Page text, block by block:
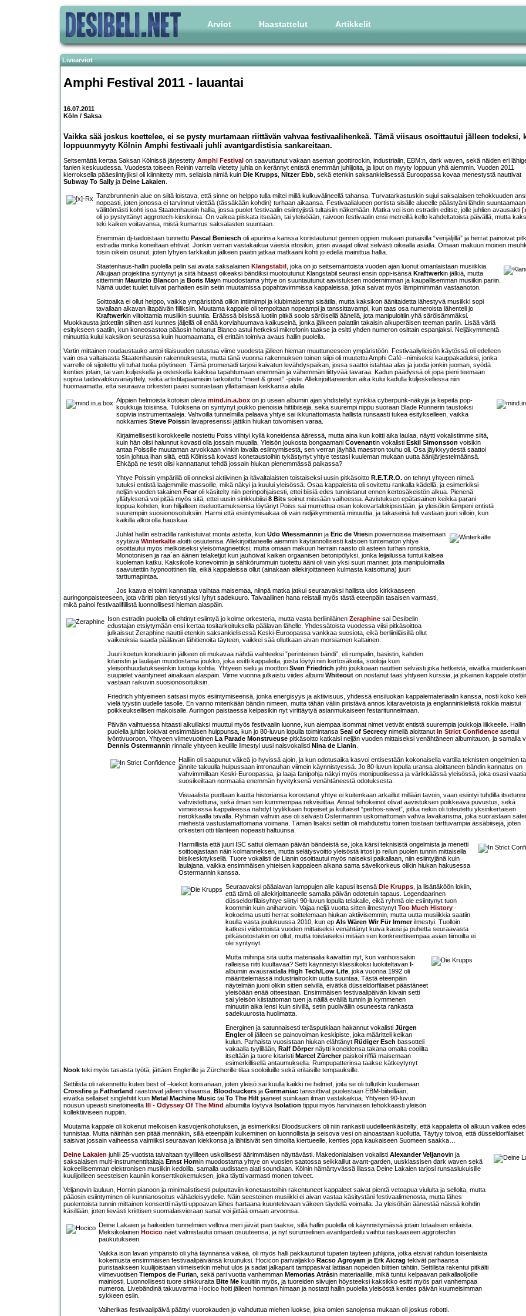
Arviot Haastattelut Artikkelit
Livearviot
Amphi Festival 2011 - lauantai
16.07.2011
Köln / Saksa
Vaikka sää joskus koettelee, ei se pysty murtamaan riittävän vahvaa festivaalihenkeä. Tämä viisaus osoittautui jälleen todeksi,
loppuunmyyty Kölnin Amphi festivaali juhli avantgardistisia sankareitaan.
Seitsemättä kertaa Saksan Kölnissä järjestetty Amphi Festival on saavuttanut vakaan aseman goottirockin, industrialin, EBM:n, dark waven, sekä näiden eri
fanien keskuudessa. Vuodesta toiseen Reinin varrella vietetty juhla on kerännyt entistä enemmän juhlijoita, ja liput on myyty loppuun yhä aiemmin. Vuoden 2011
kierroksella pääesiintyjiksi oli kiinnitetty mm. sellaisia nimiä kuin Die Krupps, Nitzer Ebb, sekä etenkin saksankielisessä Euroopassa kovaa menestystä nauttivat
Subway To Sally ja Deine Lakaien.
Tanzbrunnenin alue on siitä loistava, että sinne on helppo tulla miltei millä kulkuvälineellä tahansa. Turvatarkastuskin sujui saksalaisen tehokkuuden
nopeasti, joten jonossa ei tarvinnut viettää (tässäkään kohdin) turhaan aikaansa. Festivaalialueen portista sisälle alueelle päästyäni lähdin suuntaamaan
välittömästi kohti isoa Staatenhausin hallia, jossa puolet festivaalin esiintyjistä tultaisiin näkemään. Matka vei ison estradin editse, jolle juhlien avausakti
oli jo pystyttänyt aggrotech-kioskinsa. On vaikea piiskata itseään, tai yleisöään, raivoon festivaalin ensi metreillä kello kahdeltatoista päivällä, mutta
teki kaiken voitavansa, mistä kumarrus saksalasten suuntaan.
Enemmän dj-taidoistaan tunnettu Pascal Beniesch oli apurinsa kanssa koristautunut genren oppien mukaan punaisilla “verijäljillä” ja herrat painoivat
estradia minkä koneiltaan ehtivät. Jonkin verran vastakaikua väestä irtosikin, joten avaajat olivat selvästi oikealla asialla. Omaan makuun moinen
tosin oikein osunut, joten lyhyen tarkkailun jälkeen päätin jatkaa matkaani kohti jo edellä mainittua hallia.
Staatenhaus-hallin puolella pelin sai avata saksalainen Klangstabil , joka on jo seitsemäntoista vuoden ajan luonut omanlaistaan musiikkia.
Alkujaan projektina syntynyt ja siitä hitaasti oikeaksi bändiksi muotoutunut Klangstabil seurasi ensin oppi-isänsä Kraftwerkin jälkiä, mutta
sittemmin Maurizio Blancon ja Boris Mayn muodostama yhtye on suuntautunut aavistuksen modernimman ja kaupallisemman musiikin pariin.
Nämä uudet tuulet tulivat parhaiten esiin setin muutamissa popahtavimmissa kappaleissa, jotka saivat myös lämpimimmän vastaanoton.
Soittoaika ei ollut helppo, vaikka ympäristönä olikin intiimimpi ja klubimaisempi sisätila, mutta kaksikon äänitaidetta lähestyvä musiikki sopi
tavallaan alkavan iltapäivän fiiliksiin. Muutama kappale oli tempoltaan nopeampi ja tanssittavampi, kun taas osa numeroista lähenteli jo
Kraftwerkin viitoittamia musiikin suuntia. Eräässä biisissä luotiin pitkä soolo säröisellä äänellä, jota manipuloitiin yhä säröisämmäksi.
Muokkausta jatkettiin siihen asti kunnes jäljellä oli enää korviahuumava kaikuseinä, jonka jälkeen palattiin takaisin alkuperäisen teeman pariin. Lisää väriä
esitykseen saatiin, kun koneosastoa pääosin hoitanut Blanco astui hetkeksi mikrofonin taakse ja esitti yhden numeron osittain espanjaksi. Neljäkymmentä
minuuttia kului kaksikon seurassa kuin huomaamatta, eli erittäin toimiva avaus hallin puolella.
Vartin mittainen roudaustauko antoi tilaisuuden tutustua viime vuodesta jälleen hieman muuttuneeseen ympäristöön. Festivaaliylieisön käytössä oli edelleen
vain osa valtaisasta Staatenhausin rakennuksesta, mutta tänä vuonna rakennuksen toinen siipi oli muutettu Amphi Café –nimiseksi kauppakaduksi, jonka
varrelle oli sijoitettu yli tuhat tuolia pöytineen. Tämä promenadi tarjosi kaivatun levähdyspaikan, jossa saattoi istahtaa alas ja juoda jonkin juoman, syödä
kenties jotain, tai vain kuljeskella ja osteskella kaikkea tapahtumaan enemmän ja vähemmän liittyvää tavaraa. Kadun päädyssä oli jopa pieni teemaan
sopiva taidevalokuvanäyttely, sekä artistitapaamisiin tarkoitettu “meet & greet” -piste. Allekirjoittaneenkin aika kului kadulla kuljeskellessa niin
huomaamatta, että seuraava orkesteri pääsi suorastaan yllättämään keikkansa alulla.
Alppien helmoista kotoisin oleva mind.in.a.box on jo usean albumin ajan yhdistellyt synkkiä cyberpunk-näkyjä ja kepeitä pop-
koukkuja toisiinsa. Tuloksena on syntynyt joukko pienoisia hittibiisejä, sekä suurempi nippu suoraan Blade Runnerin taustoiksi
sopivia instrumentaaleja. Vahvoilla tunnelmilla pelaava yhtye sai ikkunattomasta hallista runsaasti tukea esitykselleen, vaikka
nokkamies Steve Poissin lavapresenssi jättikin hiukan toivomisen varaa.
Kirjaimellisesti korokkeelle nostettu Poiss viihtyi kyllä koneidensa ääressä, mutta aina kun koitti aika laulaa, näytti vokalistimme siltä,
kuin hän olisi halunnut kovasti olla jossain muualla. Yleisön joukosta bongaamani Covenantin vokalisti Eskil Simonsson voisikin
antaa Poissille muutaman arvokkaan vinkin lavalla esiintymisestä, sen verran jäyhää maestron touhu oli. Osa jäykkyydestä saattoi
tosin johtua ihan siitä, että Kölnissä kovasti konetaustoihin tykästynyt yhtye testasi kuuleman mukaan uutta äänijärjestelmäänsä.
Ehkäpä ne testit olisi kannattanut tehdä jossain hiukan pienemmässä paikassa?
Yhtye Poissin ympärillä oli onneksi aktiivinen ja itävaltalaisten toistaiseksi uusin pitkäsoitto R.E.T.R.O. on tehnyt yhtyeen nimeä
tutuksi entistä laajemmille massoille, mikä näkyi ja kuului yleisössä. Osaa kappaleista oli sovitettu rankalla kädellä, ja esimerkiksi
neljän vuoden takainen Fearoli käsitelty niin perinpohjaisesti, ettei biisiä edes tunnistanut ennen kertosäkeistön alkua. Pienenä
yllätyksenä voi pitää myös sitä, ettei uusin sinkkubiisi 8 Bits soinut missään vaiheessa. Aavistuksen epätasainen keikka parani
loppua kohden, kun hiljalleen itseluottamuksensa löytänyt Poiss sai murrettua osan kokovartalokipsistään, ja yleisökin lämpeni entistä
suurempiin suosionosoituksiin. Harmi että esiintymisaikaa oli vain neljäkymmentä minuuttia, ja takaseinä tuli vastaan juuri silloin, kun
kaikilla alkoi olla hauskaa.
Juhlat hallin estradilla rankistuivat monta astetta, kun Udo Wiessmannin ja Eric de Vriesin powernoisea maisemaan
syytävä Winterkälte aloitti osuutensa. Allekirjoittaneelle aiemmin käytännöllisesti katsoen tuntematon yhtye
osoittautui myös melkoiseksi yleisömagneetiksi, mutta omaan makuun herrain raasto oli asteen turhan ronskia.
Monotonisen ja raa´an äänen telaketjut kun jauhoivat kaiken orgaanisen betonipölyksi, jonka leijailussa tuntui kalsea
kuoleman katku. Kaksikolle konevoimin ja sähkörummuin tuotettu ääni oli vain yksi suuri manner, jota manipuloimalla
saavutettiin hypnoottinen tila, eikä kappaleissa ollut (ainakaan allekirjoittaneen kulmasta katsottuna) juuri
tarttumapintaa.
Jos kaava ei toimi kannattaa vaihtaa maisemaa, niinpä matka jatkui seuraavaksi hallista ulos kirkkaaseen
auringonpaisteeseen, jota väritti pian tietysti yksi lyhyt sadekuuro. Taivaallinen hana reistaili myös tästä eteenpäin tasaisen varmasti,
mikä painoi festivaalifiilistä luonnollisesti hieman alaspäin.
Ison estradin puolella oli ehtinyt esiintyä jo kolme orkesteria, mutta vasta berliiniläinen Zeraphine sai Desibelin
edustajan etsiytymään ensi kertaa tositarkoituksella päälavan lähelle. Yhdessätoista vuodessa viisi pitkäsoittoa
julkaissut Zeraphine nauttii etenkin saksankielisessä Keski-Euroopassa vankkaa suosiota, eikä berliiniläisillä ollut
vaikeuksia saada päälavan lähitienoita täyteen, vaikkei sää ollutkaan aivan morsiamen kaltainen.
Juuri koetun konekuurin jälkeen oli mukavaa nähdä vaihteeksi ”perinteinen bändi”, eli rumpalin, basistin, kahden
kitaristin ja laulajan muodostama joukko, joka esitti kappaleita, joista löytyi niin kertosäkeitä, sooloja kuin
yleisönhuudatukseenkin luotuja kohtia. Yhtyeen sielu ja moottori Sven Friedrich johti joukkoaan nauttien selvästi joka hetkestä, eivätkä muidenkaan
suupielet vääntyneet ainakaan alaspäin. Viime vuonna julkaistu viides albumi Whiteout on nostanut taas yhtyeen kurssia, ja jokainen kappale
vastaan raikuvin suosionosoituksin.
Friedrich yhtyeineen satsasi myös esiintymiseensä, jonka energisyys ja aktiivisuus, yhdessä ensiluokan kappalemateriaalin kanssa, nosti koko
vielä tyystin uudelle tasolle. En vanno mitenkään bändin nimeen, mutta tähän väliin piristävä annos kitaravetoista ja englanninkielistä rokkia maistui
poikkeuksellisen makoisalle. Auringon paistaessa kelpasikin nyt virittäytyä asianmukaiseen festaritunnelmaan.
Päivän vaihtuessa hitaasti alkuillaksi muuttui myös festivaalin luonne, kun aiempaa isommat nimet vetivät entistä suurempia joukkoja liikkeelle. Hallin
puolella juhlat kokivat ensimmäisen huippunsa, kun jo 80-luvun lopulla toimintansa Seal of Secrecy nimellä aloittanut In Strict Confidence asettui
lyöntivuoroon. Yhtyeen viimevuotinen La Parade Monstrueuse pitkäsoitto katkaisi neljän vuoden mittaiseksi venähtäneen albumitauon, ja samalla
Dennis Ostermannin rinnalle yhtyeen keulille ilmestyi uusi naisvokalisti Nina de Lianin.
Halliin oli saapunut väkeä jo hyvissä ajoin, ja kun odotusaika kasvoi entisestään kokonaisella vartilla teknisten ongelmien
jännite takuulla huipussaan intronauhan viimein käynnistyessä. Jo 80-luvun lopulla uransa aloittaneen bändin kannatus on
vahvimmillaan Keski-Euroopassa, ja laaja fanipohja näkyi myös monipuolisessa ja värikkäässä yleisössä, joka osasi vaatia
suosikeiltaan normaalia enemmän hyvityksenä venähtäneestä odotuksesta.
Visuaalista puoltaan kautta historiansa korostanut yhtye ei kuitenkaan arkaillut millään tavoin, vaan esiintyi tuhdilla
vahvistettuna, sekä ilman sen kummempaa rekvisiittaa. Ainoat tehokeinot olivat aavistuksen poikkeava puvustus, sekä
viimeisessä kappaleessa nähdyt tyylikkään hopeiset ja kultaiset “perhos-siivet”, jotka nekin oli toteutettu yksinkertaisen
nerokkaalla tavalla. Ryhmän vahvin ase oli selvästi Ostermannin uskomattoman vahva lavakarisma, joka suorastaan
miehestä vastustamattomana voimana. Tämän lisäksi settiin oli mahdutettu toinen toistaan tarttuvampia ässäbiisejä, joten
orkesteri otti tilanteen nopeasti haltuunsa.
Harmillista että juuri ISC sattui olemaan päivän bändeistä se, joka kärsi teknisistä ongelmista ja menetti
soittoajastaan näin kolmanneksen, mutta selätysvoitto yleisöstä irtosi jo reilun puolen tunnin mittaisella
biisikeskityksellä. Tuore vokalisti de Lianin osoittautui myös naiseksi paikallaan, niin esiintyjänä kuin
laulajana, vaikka ensimmäisen yhteisen kappaleen aikana sama sävelkorkeus olikin hiukan hakusessa
Ostermannin kanssa.
Seuraavaksi pääalavan lamppujen alle kapusi itsensä Die Krupps, ja lisättäköön lokiin,
että tämä oli allekirjoittaneelle samalla päivän odotetuin tapaus. Legendaarinen
düsseldorfilaisyhtye siirtyi 90-luvun lopulla telakalle, eikä ryhmä ole esiintynyt tuon
koommin kuin aniharvoin. Vajaa neljä vuotta sitten ilmestynyt Too Much History -
kokoelma usutti herrat soittelemaan hiukan aktiivisemmin, mutta uutta musiikkia saatiin
kuulla vasta joulukuussa 2010, kun ep Als Wären Wir Für Immerilmestyi. Tuolloin
katkesi viidentoista vuoden mittaiseksi venähtänyt kuiva kausi ja puhetta seuraavasta
pitkäsoitostakin on ollut, mutta toistaiseksi mitään sen konkreettisempaa asian tiimoilta ei
ole syntynyt.
Mutta mihinpä sitä uutta materiaalia kaivattiin nyt, kun vanhoissakin
ralleissa riitti kuultavaa? Setti käynnistyi klassikoksi luokiteltavan -
albumin avausraidalla High Tech/Low Life, joka vuonna 1992 oli
määrittelemässä industrialrockin uutta suuntaa. Tästä eteenpäin
näytelmän juoni olikin sitten selvillä, eivätkä düsseldorfilaiset päästäneet
yleisöään enää otteestaan. Ensimmäisen festivaalipäivän kiivain setti
sai yleisön kiistattoman tuen ja näillä eväillä tunnin ja kymmenen
minuutin aika lensi kuin siivillä, setin puoliväliin osuneesta rankasta
sadekuurosta huolimatta.
Energinen ja satunnaisesti teräsputkiaan hakannut vokalisti Jürgen
Engleroli jälleen se painovoiman keskipiste, joka määritteli keikan
kulun. Parhaista vuosistaan hiukan elähtänyt Rüdiger Esch bassotteli
vakaalla tyylillään, Ralf Dörpernäytti koneidensa takana omalta coolilta
itseltään ja tuore kitaristi Marcel Zürcherpaiskoi riffiä maisemaan
esimerkillisellä antaumuksella. Rumpupatterinsa taakse kätkeytynyt
Nook teki myös tasaista työtä, jättäen Englerille ja Zürcherille tilaa sooloiluille sekä erilaisille tempauksille.
Settilista oli rakennettu kuten best of –kiekot konsanaan, joten yleisö sai kuulla kaikki ne helmet, joita se oli tullutkin kuulemaan.
Crossfire ja Fatherland raastoivat jälleen vihaansa, Bloodsuckers ja Germaniac tanssittivat puolestaan EBM-biiteillään,
eivätkä sellaiset singlehitit kuin Metal Machine Music tai To The Hilt jääneet suinkaan ilman vastakaikua. Yhtyeen 90-luvun
nousun upeasti sinetöineeltä
III - Odyssey Of The Mind albumilta löytyvä Isolation tippui myös harvinaisen tehokkaasti yleisön
kollektiiviseen nuppiin.
Muutama kappale oli kokenut melkoisen kasvojenkohotuksen, ja esimerkiksi Bloodsuckers oli niin rankasti uudelleenkäsitelty, että kappaletta oli alkuun vaikea edes
tunnistaa. Mutta näinhän sen pitää mennäkin, sillä eteenpäin kulkeminen on luonnollista ja seisova vesi on ainoastaan kuollutta. Täytyy toivoa, että düsseldorfilaiset
saisivat jossain vaiheessa valmiiksi seuraavan kiekkonsa ja lähtisivät sen tiimoilta kiertueelle, kenties jopa kaukaiseen Suomeen saakka…
Deine Lakaien juhlii 25-vuotista taivaltaan tyylilleen uskollisesti äärimmäisen näyttävästi. Makedonialaisen vokalisti Alexander Veljanovin ja
saksalaisen multi-instrumenttitaitaja Ernst Hornin muodostama yhtye on vuosien saatossa seikkaillut avant-garden, uusklassisen dark waven sekä
kokeellisemman elektronisen musiikin kedoilla, samalla uudistaen alati soundiaan. Kölnin hämärtyvässä illassa Deine Lakaien tarjosi runsaslukuisille
kuulijoilleen seesteisen kauniin konserttikokemuksen, joka täytti varmasti monen toiveet.
Veljanovin lauluun, Hornin pianoon ja minimalistisesti pulputtaviin konetaustoihin rakentuneet kappaleet saivat pientä vetoapua viululta ja sellolta, mutta
pääosin esiintyminen oli kunnianosoitus vähäeleisyydelle. Näin seesteinen musiikki ei aivan vastaa käsitystäni festivaalimenosta, mutta lähes
puolentoista tunnin mittainen konsertti näytti uppoavan lähes hartaana kuuntelevaan väkeen täydellä voimalla. Ja yleisöhän äänestää näissä kohdin
käsillään, joten lievästi kriittisen suomalaisvieraan sanat voi jättää omaan arvoonsa.
Deine Lakaien ja haikeiden tunnelmien vellova meri jäivät pian taakse, sillä hallin puolella oli käynnistymässä jotain totaalisen erilaista.
Meksikolainen Hocico näet valmistautui omaan osuuteensa, ja nyt surumielinen avantgardeilu vaihtui raskaaseen aggrotechin
paukutukseen.
Vaikka ison lavan ympäristö oli yhä täynnänsä väkeä, oli myös halli pakkautunut tupaten täyteen juhlijoita, jotka etsivät rahdun toisenlaista
kokemusta ensimmäisen festivaalipäivänsä kruunuksi. Hocicon parivaljakko Racso Agroyam ja Erk Aicrag tekivät parhaansa
puristaakseen kuulijoistaan viimeisetkin mehut ulos ja sadat jalkaparit tamppasivat lattiaan nopeiden biittien tahtiin. Settilista rakentui pitkälti
viimevuotisen Tiempos de Furian, sekä pari vuotta vanhemman Memorias Atrásin materiaalille, mikä tuntui kelpaavan paikallaolijoille
mainiosti. Luonnollisesti tuore sinkkuraita Bite Me kuultiin myös, ja tuoreiden siivujen höysteeksi kaksikko esitti myös pari vanhempaa
numeroa. Livebändinä takuuvarma Hocico hoiti jälleen homman himaan ja nostatti hallin puolella yleisöstä kenties päivän kuumeisimman
sykkeen esiin.
Vaiherikas festivaalipäivä päättyi vuorokauden jo vaihduttua miehen luokse, joka omien sanojensa mukaan oli joskus robotti.